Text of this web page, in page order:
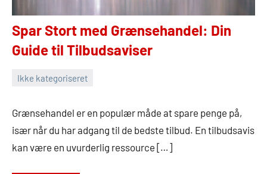
Spar Stort med Grænsehandel: Din
Guide til Tilbudsaviser
Ikke kategoriseret
2024
Grænsehandel er en populær måde at spare penge på,
især når du har adgang til de bedste tilbud. En tilbudsavis
kan være en uvurderlig ressource […]